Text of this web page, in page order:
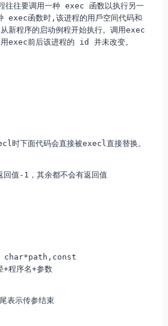
往往要调⽤⼀种 exec 函数以执⾏另⼀
exec函数时,该进程的⽤⼾空间代码和
新程序的启动例程开始执行。调⽤exec
exec前后该进程的 id 并未改变。
时下面代码会直接被execl直接替换。
回值-1，其余都不会有返回值
序名+参数
表示传参结束